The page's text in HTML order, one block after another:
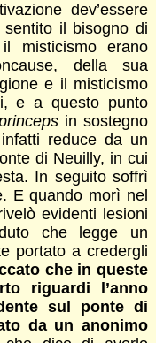
dev’essere
il bisogno di
misticismo erano
della sua
e il misticismo
e a questo punto
in sostegno
reduce da un
di Neuilly, in cui
In seguito soffrì
E quando morì nel
evidenti lesioni
che legge un
portato a credergli
che in queste
riguardi l’anno
sul ponte di
da un anonimo